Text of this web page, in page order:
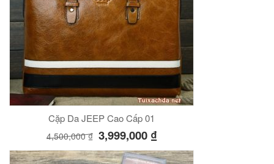
Cặp Da JEEP Cao Cấp 01
4,500,000₫ 3,999,000 ₫